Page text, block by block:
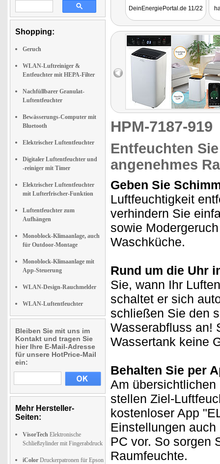
Shopping:
Geruch
WLAN-Luftreiniger &
Entfeuchter mit HEPA-Filter
Nachfüllbarer Granulat-
Luftentfeuchter
Bewässerungs-Computer mit
Bluetooth
Elektrischer Luftentfeuchter
Digitaler Luftentfeuchter und
-reiniger mit Timer
Elektrischer Luftentfeuchter
mit Lufterfrischer-Funktion
Luftentfeuchter zum
Aufhängen
Monoblock-Klimaanlage, auch
für Outdoor-Montage
Monoblock-Klimaanlage mit
App-Steuerung
WLAN-Design-Rauchmelder
WLAN-Luftentfeuchter
Bleiben Sie mit uns im
Kontakt und tragen Sie
hier Ihre E-Mail-Adresse
für unsere HotPrice-Mail
ein:
Mehr Hersteller-
Seiten:
VisorTech Elektronische
Schließzylinder mit Fingerabdruck
iColor Druckerpatronen für Epson
unseres Badezimmers, was
deutlich verringerte. Unter
dem Strich können wir
sagen, dass es sich bei
dem Produkt um eine gute
Investition für feuchte
Räume handelt, da sie das
Raumklima deutlich
verbessert und zuverlässig
ihren Dienst versieht."
DeinEnergiePortal.de 11/22
HPM-7187-
Entfeuchten
angenehmes
Geben Sie
Luftfeuchtigkeit
verhindern Sie
sowie
Waschküche.
Rund um die Uhr
Sie, wann Ihr
schaltet er sich
schließen Sie den
Wasserabfluss an!
Wassertank keine
Behalten Sie per
Am
stellen Ziel-
kostenloser App
Einstellungen
PC vor. So sorgen
Raumfeuchte.